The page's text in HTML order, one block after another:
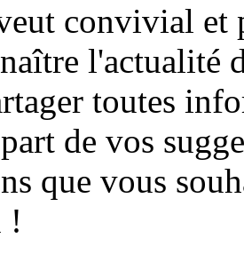
convivial et
l'actualité
toutes
de vos
que vous
!